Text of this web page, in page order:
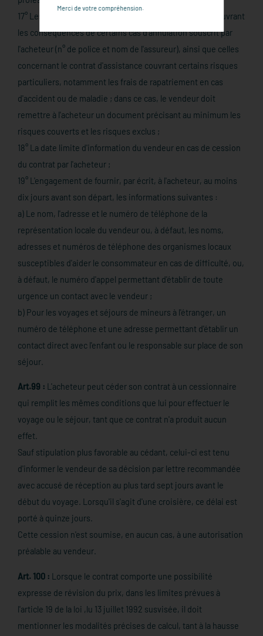
17° Les indications concernant le contrat d'assurance couvrant
les conséquences de certains cas d'annulation souscrit par
l'acheteur (n° de police et nom de l'assureur), ainsi que celles
concernant le contrat d'assistance couvrant certains risques
particuliers, notamment les frais de rapatriement en cas
d'accident ou de maladie ; dans ce cas, le vendeur doit
remettre à l'acheteur un document précisant au minimum les
risques couverts et les risques exclus ;
18° La date limite d'information du vendeur en cas de cession
du contrat par l'acheteur ;
19° L'engagement de fournir, par écrit, à l'acheteur, au moins
dix jours avant son départ, les informations suivantes :
a) Le nom, l'adresse et le numéro de téléphone de la
représentation locale du vendeur ou, à défaut, les noms,
adresses et numéros de téléphone des organismes locaux
susceptibles d'aider le consommateur en cas de difficulté, ou,
à défaut, le numéro d'appel permettant d'établir de toute
urgence un contact avec le vendeur ;
b) Pour les voyages et séjours de mineurs à l'étranger, un
numéro de téléphone et une adresse permettant d'établir un
contact direct avec l'enfant ou le responsable sur place de son
séjour.
Art.99 : L'acheteur peut céder son contrat à un cessionnaire
qui remplit les mêmes conditions que lui pour effectuer le
voyage ou le séjour, tant que ce contrat n'a produit aucun
effet.
Sauf stipulation plus favorable au cédant, celui-ci est tenu
d'informer le vendeur de sa décision par lettre recommandée
avec accusé de réception au plus tard sept jours avant le
début du voyage. Lorsqu'il s'agit d'une croisière, ce délai est
porté à quinze jours.
Cette cession n'est soumise, en aucun cas, à une autorisation
préalable au vendeur.
Art. 100 : Lorsque le contrat comporte une possibilité
expresse de révision du prix, dans les limites prévues à
l'article 19 de la loi ,lu 13 juillet 1992 susvisée, il doit
mentionner les modalités précises de calcul, tant à la hausse
Merci de votre compréhension.